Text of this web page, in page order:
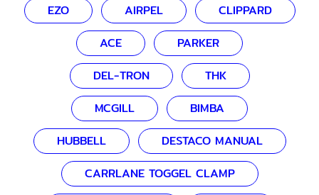
EZO AIRPEL
CLIPPARD
ACE
PARKER
DEL-TRON
THK
MCGILL
BIMBA
HUBBELL
DESTACO MANUAL
CARRLANE TOGGEL CLAMP